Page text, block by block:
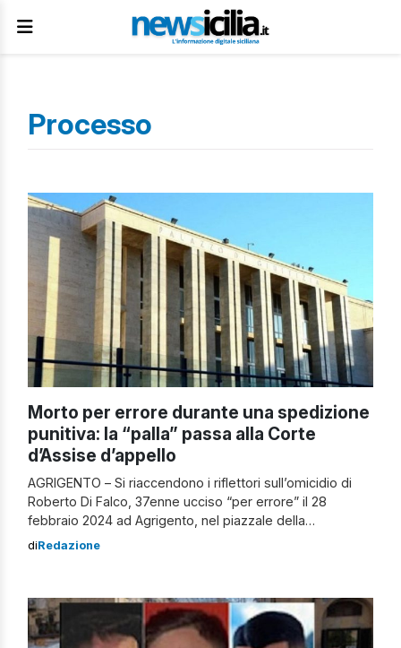
Processo
Morto per errore durante una spedizione
punitiva: la “palla” passa alla Corte
d’Assise d’appello
AGRIGENTO – Si riaccendono i riflettori sull’omicidio di
Roberto Di Falco, 37enne ucciso “per errore” il 28
febbraio 2024 ad Agrigento, nel piazzale della
concessionaria del Villaggio Mosè. Omicidio Di Falco, lo
riesaminando le condanne di primo grado. […]
diRedazione